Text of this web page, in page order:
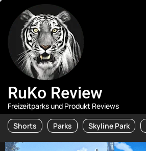
the
content
RuKo Review
Freizeitparks und Produkt Reviews
Shorts Parks Skyline Park